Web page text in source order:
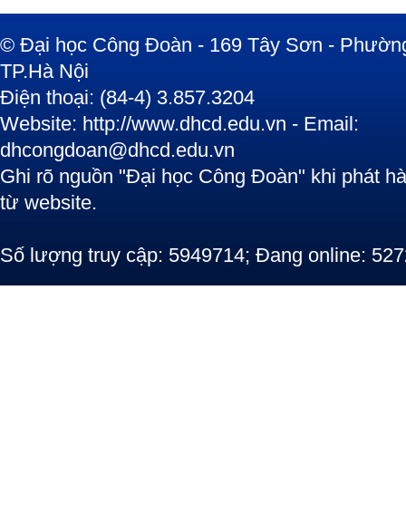
© Đại học Công Đoàn - 169 Tây Sơn -
TP.Hà Nội
Điện thoại: (84-4) 3.857.3204
Website: http://www.dhcd.edu.vn - Email:
dhcongdoan@dhcd.edu.vn
Ghi rõ nguồn "Đại học Công Đoàn" khi phát
từ website.
Số lượng truy cập: 5949714; Đang online: